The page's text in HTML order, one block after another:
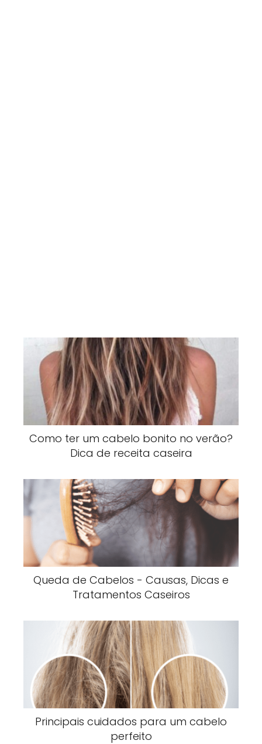
Como ter um cabelo bonito no verão?
Dica de receita caseira
Queda de Cabelos - Causas, Dicas e
Tratamentos Caseiros
Principais cuidados para um cabelo
perfeito